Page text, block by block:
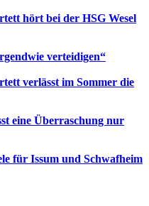
hört bei der HSG Wesel
verteidigen“
verlässt im Sommer die
eine Überraschung nur
für Issum und Schwafheim